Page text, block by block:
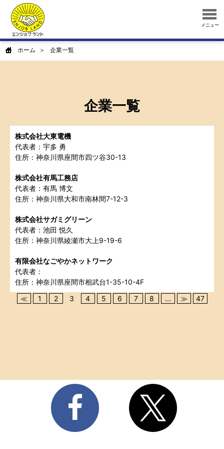
メニュー
ホーム 企業一覧
企業一覧
株式会社大東電機
代表者：宇多 勇
住所：神奈川県座間市四ツ谷30-13
株式会社有馬工務店
代表者：有馬 博文
住所：神奈川県大和市南林間7-12-3
株式会社サガミグリーン
代表者：池田 悦久
住所：神奈川県綾瀬市大上9-19-6
有限会社なごやかネットワーク
代表者：
住所：神奈川県座間市相武台1-35-10-4F
≪
1 2 3 4 5 6 7 8 ... ≫ 47